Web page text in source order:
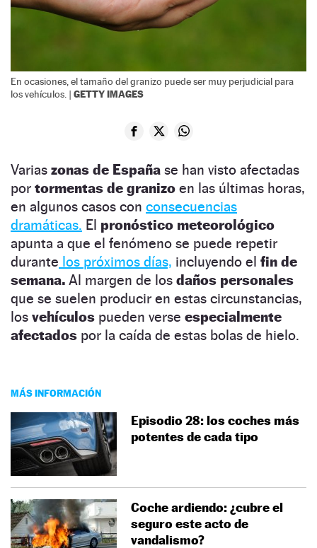
En ocasiones, el tamaño del granizo puede ser muy perjudicial para
los vehículos. | GETTY IMAGES
Varias zonas de España se han visto afectadas
por tormentas de granizo en las últimas horas,
en algunos casos con consecuencias
dramáticas. El pronóstico meteorológico
apunta a que el fenómeno se puede repetir
durante los próximos días, incluyendo el fin de
semana. Al margen de los daños personales
que se suelen producir en estas circunstancias,
los vehículos pueden verse especialmente
afectados por la caída de estas bolas de hielo.
MÁS INFORMACIÓN
Episodio 28: los coches más
potentes de cada tipo
Coche ardiendo: ¿cubre el
seguro este acto de
vandalismo?